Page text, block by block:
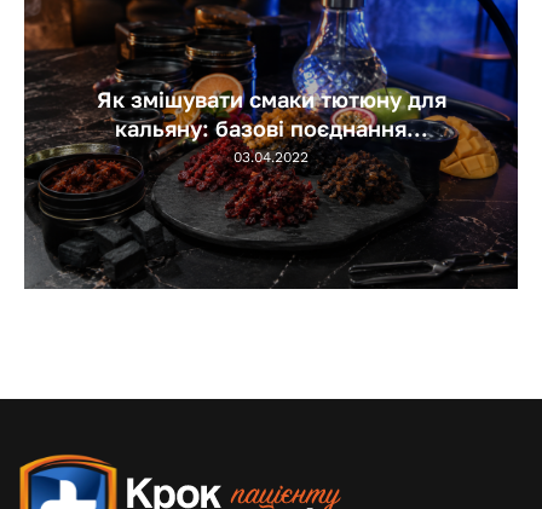
Як змішувати смаки тютюну для
кальяну: базові поєднання...
03.04.2022